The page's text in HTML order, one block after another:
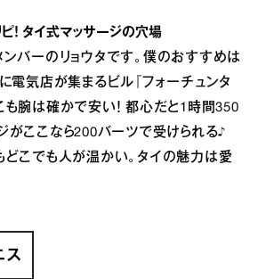
！ タイ式マッサージの穴場
ンバーのリョウタです。僕のおすすめは
電気店が集まるビル『フォーチュンタ
も腕は確かで安い！ 都心だと1時間350
がここなら200バーツで受けられる♪
どこでも人が温かい。タイの魅力は愛
ス